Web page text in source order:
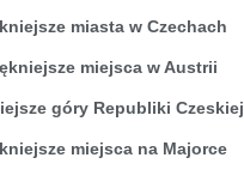
miasta w Czechach
miejsca w Austrii
góry Republiki Czeskiej
miejsca na Majorce